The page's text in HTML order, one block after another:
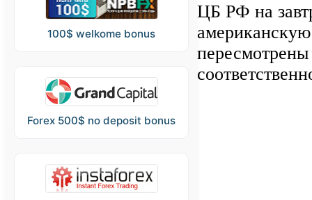
100$ welkome bonus
Forex 500$ no deposit bonus
ЦБ РФ на